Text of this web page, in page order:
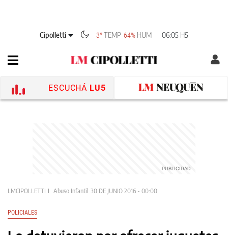
Cipolletti 3°TEMP 64% HUM 06:05 HS
ESCUCHÁ LU5
LMCIPOLLETTI Abuso Infantil 30 DE JUNIO 2016 - 00:00
POLICIALES